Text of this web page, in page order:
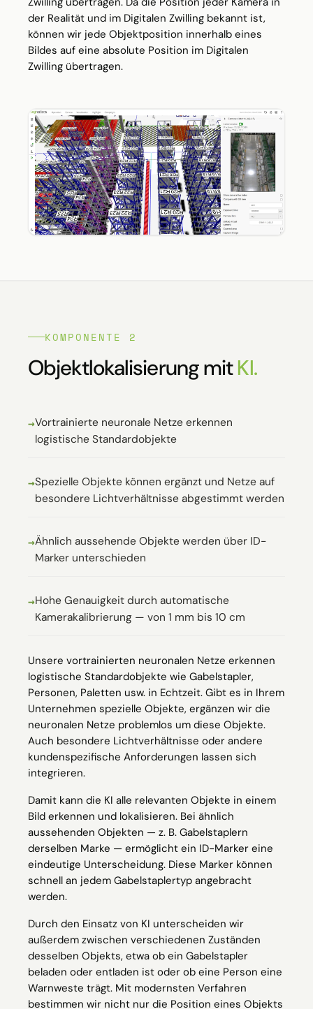
der Realität und im Digitalen Zwilling bekannt ist,
können wir jede Objektposition innerhalb eines
Bildes auf eine absolute Position im Digitalen
Zwilling übertragen.
KOMPONENTE 2
Objektlokalisierung mitKI.
Vortrainierte neuronale Netze erkennen
logistische Standardobjekte
Spezielle Objekte können ergänzt und Netze auf
besondere Lichtverhältnisse abgestimmt werden
Ähnlich aussehende Objekte werden über ID-
Marker unterschieden
Hohe Genauigkeit durch automatische
Kamerakalibrierung — von 1 mm bis 10 cm
Unsere vortrainierten neuronalen Netze erkennen
logistische Standardobjekte wie Gabelstapler,
Personen, Paletten usw. in Echtzeit. Gibt es in Ihrem
Unternehmen spezielle Objekte, ergänzen wir die
neuronalen Netze problemlos um diese Objekte.
Auch besondere Lichtverhältnisse oder andere
kundenspezifische Anforderungen lassen sich
integrieren.
Damit kann die KI alle relevanten Objekte in einem
Bild erkennen und lokalisieren. Bei ähnlich
aussehenden Objekten — z. B. Gabelstaplern
derselben Marke — ermöglicht ein ID-Marker eine
eindeutige Unterscheidung. Diese Marker können
schnell an jedem Gabelstaplertyp angebracht
werden.
Durch den Einsatz von KI unterscheiden wir
außerdem zwischen verschiedenen Zuständen
desselben Objekts, etwa ob ein Gabelstapler
beladen oder entladen ist oder ob eine Person eine
Warnweste trägt. Mit modernsten Verfahren
bestimmen wir nicht nur die Position eines Objekts